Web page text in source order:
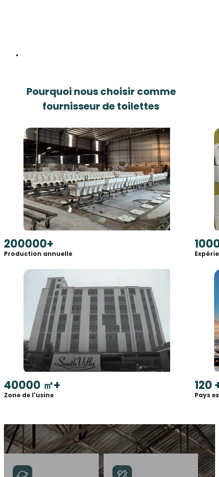
Pourquoi nous choisir comme
fournisseur de toilettes
200000+
Production annuelle
40000 ㎡+
Zone de l'usine
120
Pays